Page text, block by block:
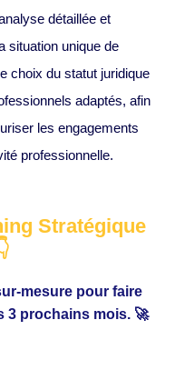
détaillée et
situation unique de
choix du statut juridique
adaptés, afin
les engagements
professionnelle.
Stratégique
mesure pour faire
3 prochains mois. 🚀